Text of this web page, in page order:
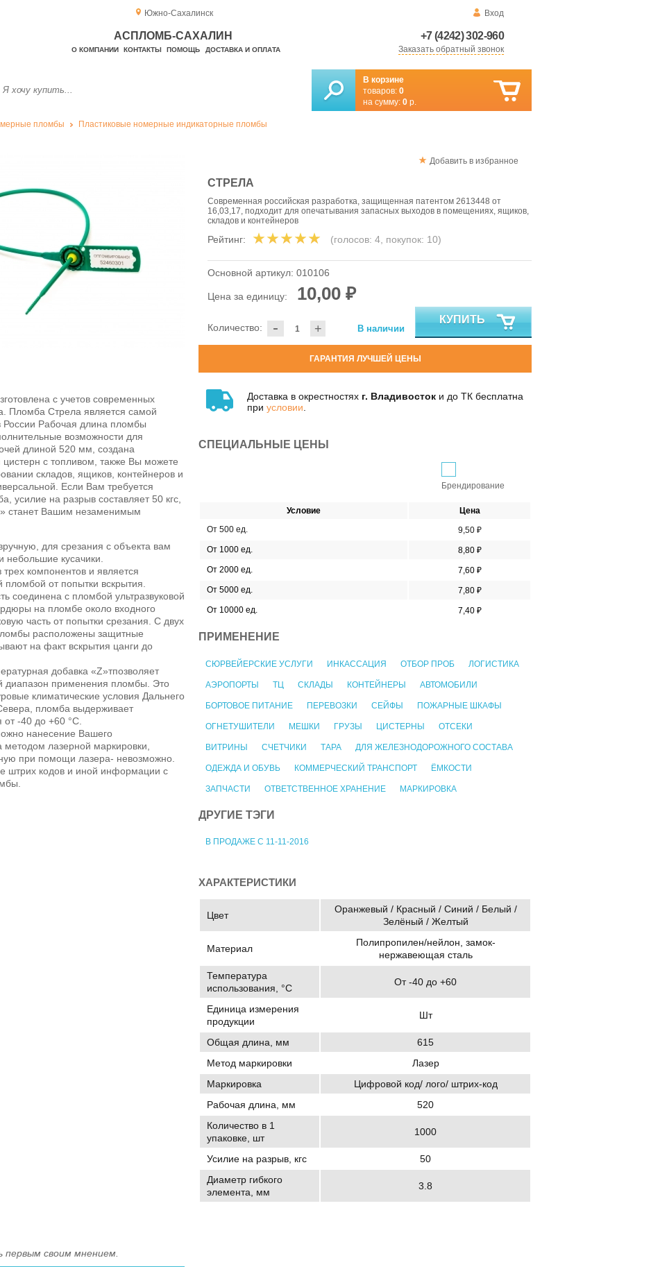
Южно-Сахалинск Вход
+7 (4242) 302-960
Заказать обратный звонок
АСПЛОМБ-САХАЛИН
О КОМПАНИИ КОНТАКТЫ ПОМОЩЬ ДОСТАВКА И ОПЛАТА
В корзине
товаров: 0
на сумму: 0 р.
пломбы Пластиковые номерные индикаторные пломбы
Добавить в избранное
СТРЕЛА
Современная российская разработка, защищенная патентом 2613448 от
16,03,17, подходит для опечатывания запасных выходов в помещениях, ящиков,
складов и контейнеров
Рейтинг: (голосов: 4, покупок: 10)
Основной артикул: 010106
Цена за единицу: 10,00 ₽
- +
Количество: В наличии
КУПИТЬ
ГАРАНТИЯ ЛУЧШЕЙ ЦЕНЫ
Доставка в окрестностях г. Владивосток и до ТК бесплатна
при условии
СПЕЦИАЛЬНЫЕ ЦЕНЫ
Брендирование
Условие
Цена
От 500 ед.
9,50 ₽
От 1000 ед.
8,80 ₽
От 2000 ед.
7,60 ₽
От 5000 ед.
7,80 ₽
От 10000 ед.
7,40 ₽
ПРИМЕНЕНИЕ
СЮРВЕЙЕРСКИЕ УСЛУГИ ИНКАССАЦИЯ ОТБОР ПРОБ ЛОГИСТИКА
АЭРОПОРТЫ ТЦ СКЛАДЫ КОНТЕЙНЕРЫ АВТОМОБИЛИ
БОРТОВОЕ ПИТАНИЕ ПЕРЕВОЗКИ СЕЙФЫ ПОЖАРНЫЕ ШКАФЫ
ОГНЕТУШИТЕЛИ МЕШКИ ГРУЗЫ ЦИСТЕРНЫ ОТСЕКИ
ВИТРИНЫ СЧЕТЧИКИ ТАРА ДЛЯ ЖЕЛЕЗНОДОРОЖНОГО СОСТАВА
ОДЕЖДА И ОБУВЬ КОММЕРЧЕСКИЙ ТРАНСПОРТ ЁМКОСТИ
ЗАПЧАСТИ ОТВЕТСТВЕННОЕ ХРАНЕНИЕ МАРКИРОВКА
ДРУГИЕ ТЭГИ
В ПРОДАЖЕ С 11-11-2016
с учетов современных
Пломба Стрела является самой
России Рабочая длина пломбы
возможности для
длиной 520 мм, создана
с топливом, также Вы можете
складов, ящиков, контейнеров и
Если Вам требуется
усилие на разрыв составляет 50 кгс,
станет Вашим незаменимым
для срезания с объекта вам
кусачики.
компонентов и является
от попытки вскрытия.
соединена с пломбой ультразвуковой
на пломбе около входного
часть от попытки срезания. С двух
расположены защитные
на факт вскрытия цанги до
добавка «Z»тпозволяет
диапазон применения пломбы. Это
климатические условия Дальнего
пломба выдерживает
-40 до +60 °C.
нанесение Вашего
методом лазерной маркировки,
при помощи лазера- невозможно.
штрих кодов и иной информации с
ХАРАКТЕРИСТИКИ
Цвет
Оранжевый / Красный / Синий / Белый /
Зелёный / Желтый
Материал
Полипропилен/нейлон, замок-
нержавеющая сталь
Температура
использования, °C
От -40 до +60
Единица измерения
продукции
Шт
Общая длина, мм
615
Метод маркировки
Лазер
Маркировка
Цифровой код/ лого/ штрих-код
Рабочая длина, мм
520
Количество в 1
упаковке, шт
1000
Усилие на разрыв, кгс
50
Диаметр гибкого
элемента, мм
3.8
своим мнением.